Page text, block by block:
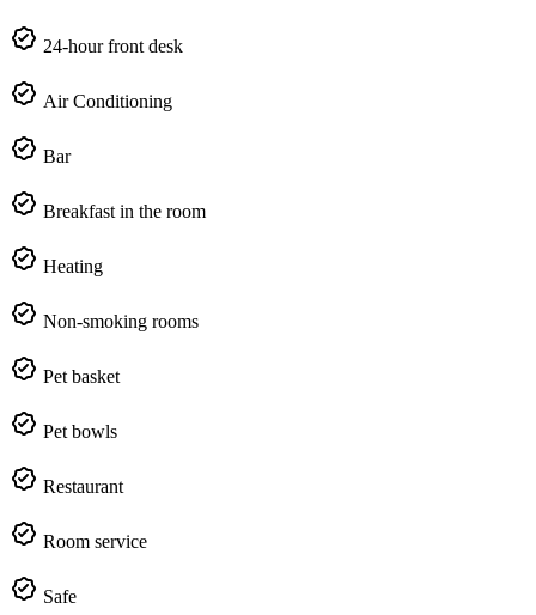
24-hour front desk
Air Conditioning
Bar
Breakfast in the room
Heating
Non-smoking rooms
Pet basket
Pet bowls
Restaurant
Room service
Safe